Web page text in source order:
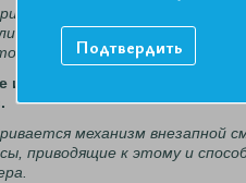
вопросы различных
возможности
Место и роль фибратов в
и фундаментальное в
механизм внезапной
приводящие к этому и
Подтвердить